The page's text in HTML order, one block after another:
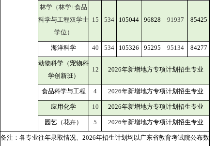
林学（林学+食品
科学与工程双学士
学位）
15 534 105044 96828 91937 85425
海洋科学 40 534 105326 95295 95134 84277
动物科学（宠物科
学创新班）
12 2026年新增地方专项计划招生专业
食品科学与工程 4 2026年新增地方专项计划招生专业
应用化学 10 2026年新增地方专项计划招生专业
园艺（花卉） 5 2026年新增地方专项计划招生专业
备注：各专业往年录取情况、2026年招生计划均以广东省教育考试院公布数